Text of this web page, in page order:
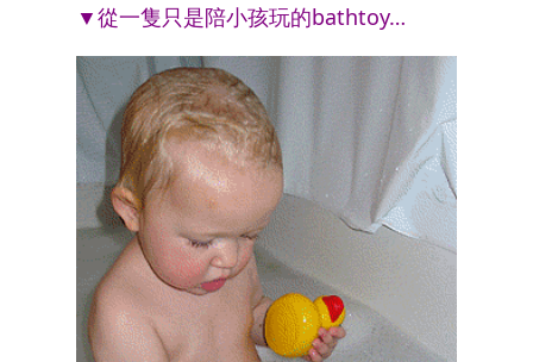
▼從一隻只是陪小孩玩的bathtoy…